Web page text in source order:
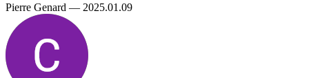
Pierre Genard — 2025.01.09